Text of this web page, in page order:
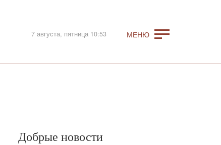
7 августа, пятница 10:53
Добрые новости